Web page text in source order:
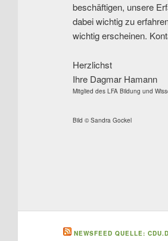
beschäftigen, unsere
dabei wichtig zu
wichtig erscheinen.
Herzlichst
Ihre Dagmar Hamann
Mitglied des LFA Bildung und
Bild © Sandra Gockel
NEWSFEED QUELLE: